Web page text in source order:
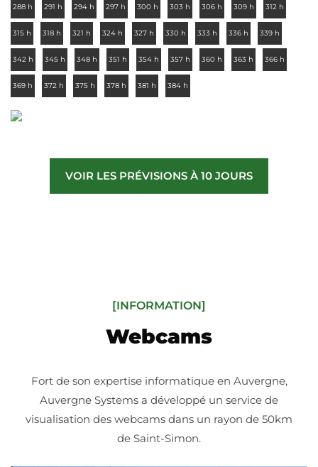
288 h 291 h 294 h 297 h 300 h 303 h 306 h 309 h 312 h
315 h 318 h 321 h 324 h 327 h 330 h 333 h 336 h 339 h
342 h 345 h 348 h 351 h 354 h 357 h 360 h 363 h 366 h
369 h 372 h 375 h 378 h 381 h 384 h
VOIR LES PRÉVISIONS À 10 JOURS
[INFORMATION]
Webcams
Fort de son expertise informatique en Auvergne,
Auvergne Systems a développé un service de
visualisation des webcams dans un rayon de 50km
de Saint-Simon.